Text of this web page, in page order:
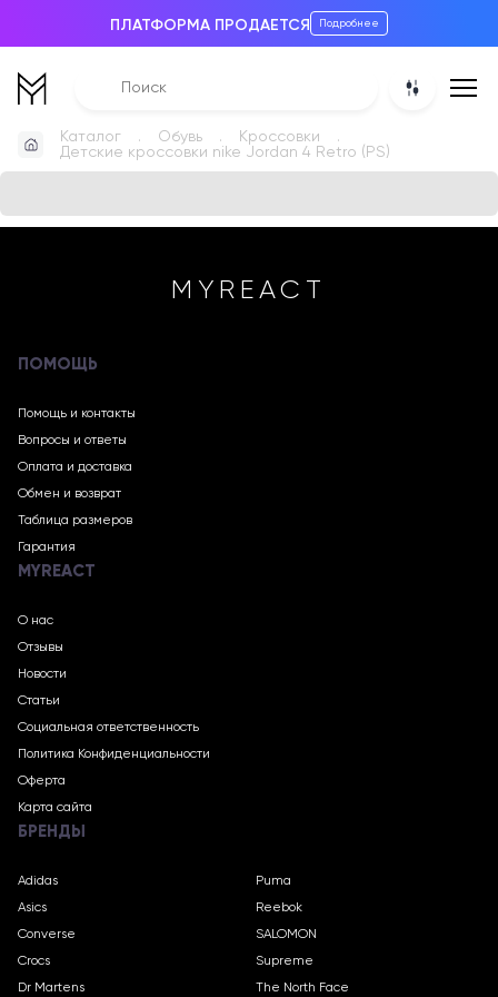
ПЛАТФОРМА ПРОДАЕТСЯ Подробнее
Каталог Обувь
Кроссовки
Детские кроссовки nike Jordan 4 Retro (PS)
MYREACT
ПОМОЩЬ
Помощь и контакты
Вопросы и ответы
Оплата и доставка
Обмен и возврат
Таблица размеров
Гарантия
MYREACT
О нас
Отзывы
Новости
Статьи
Социальная ответственность
Политика Конфиденциальности
Оферта
Карта сайта
БРЕНДЫ
Adidas
Asics
Converse
Crocs
Dr Martens
Puma
Reebok
SALOMON
Supreme
The North Face